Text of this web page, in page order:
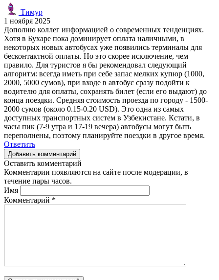
Тимур
1 ноября 2025
Дополню коллег информацией о современных тенденциях.
Хотя в Бухаре пока доминирует оплата наличными, в
некоторых новых автобусах уже появились терминалы для
бесконтактной оплаты. Но это скорее исключение, чем
правило. Для туристов я бы рекомендовал следующий
алгоритм: всегда иметь при себе запас мелких купюр (1000,
2000, 5000 сумов), при входе в автобус сразу подойти к
водителю для оплаты, сохранять билет (если его выдают) до
конца поездки. Средняя стоимость проезда по городу - 1500-
2000 сумов (около 0.15-0.20 USD). Это одна из самых
доступных транспортных систем в Узбекистане. Кстати, в
часы пик (7-9 утра и 17-19 вечера) автобусы могут быть
переполнены, поэтому планируйте поездки в другое время.
Ответить
Добавить комментарий
Оставить комментарий
Комментарии появляются на сайте после модерации, в
течение пары часов.
Имя
Комментарий *